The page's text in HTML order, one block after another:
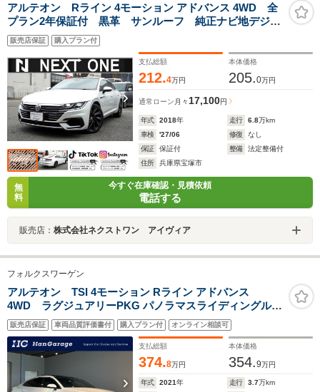
アルテオン Rライン 4モーション アドバンス 4WD 全
プラン2年保証付 黒革 サンルーフ 純正ナビ地デジ全
周囲カメラDレコETC パワーバックドア パワーシー
ト/ヒーター アンビエントライト ブラインドスポット
モニター アダプティブクルコン 衝突軽減
販売店保証 購入プラン付
支払総額
212.4万円
本体価格
205.0万円
通常ローン 月々 17,100円
年式 2018年 走行 6.8万km
車検
'27/06 修復
なし
保証
保証付 整備
法定整備付
住所
兵庫県宝塚市
無
料
今すぐ在庫確認・見積依頼
電話する
販売店： 株式会社ネクストワン アイヴィア
フォルクスワーゲン
アルテオン TSI 4モーション Rライン アドバンス
4WD ラグジュアリーPKG パノラマスライディングルー
フ HarmanKardonプレミアムサウンドシステム オールイ
ンセーフティ アダプティブクルーズコントロール 純正ナ
ビTV アラウンドビューカメラ 禁煙車 3ゾーンエアコン
販売店保証 車両品質評価書付 購入プラン付 オンライン相談可
支払総額
374.8万円
本体価格
354.9万円
年式 2021年 走行 3.7万km